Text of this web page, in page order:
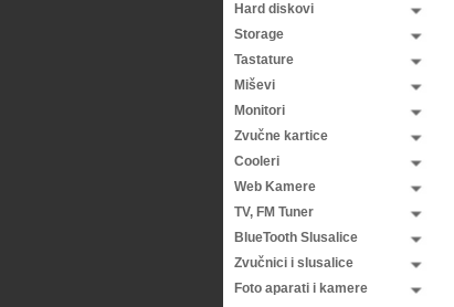
Hard diskovi
Storage
Tastature
Miševi
Monitori
Zvučne kartice
Cooleri
Web Kamere
TV, FM Tuner
BlueTooth Slusalice
Zvučnici i slusalice
Foto aparati i kamere